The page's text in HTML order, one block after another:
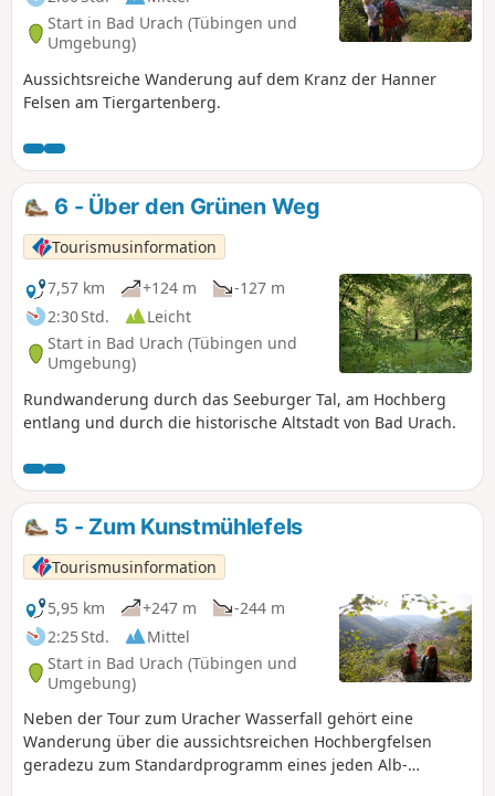
unseren nächsten Wegpunkt, die Burgruine Hohenurach,
zu erreichen, queren wir den Sattel und erklimmen den
letzten Anstieg auf den 692 m hohen Schlossberg. Auf der
alten Festungsanlage Burgruine Hohenurach gibt es
zahlreiche Winkel und Nischen zu erkunden...und
Start in Bad Urach (Tübingen und
Umgebung)
Aussichtsreiche Wanderung auf dem Kranz der Hanner
Felsen am Tiergartenberg.
6 - Über den Grünen Weg
Tourismusinformation
7,57 km
+124 m
-127 m
2:30 Std.
Leicht
Start in Bad Urach (Tübingen und
Umgebung)
Rundwanderung durch das Seeburger Tal, am Hochberg
entlang und durch die historische Altstadt von Bad Urach.
5 - Zum Kunstmühlefels
Tourismusinformation
5,95 km
+247 m
-244 m
2:25 Std.
Mittel
Start in Bad Urach (Tübingen und
Umgebung)
Neben der Tour zum Uracher Wasserfall gehört eine
Wanderung über die aussichtsreichen Hochbergfelsen
geradezu zum Standardprogramm eines jeden Alb-